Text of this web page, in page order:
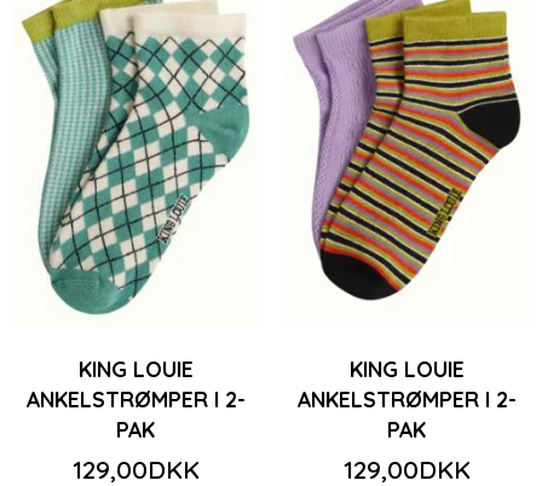
KING LOUIE
ANKELSTRØMPER I 2-
PAK
129,00DKK
KING LOUIE
ANKELSTRØMPER I 2-
PAK
129,00DKK